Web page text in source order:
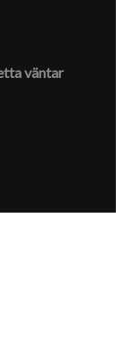
väntar